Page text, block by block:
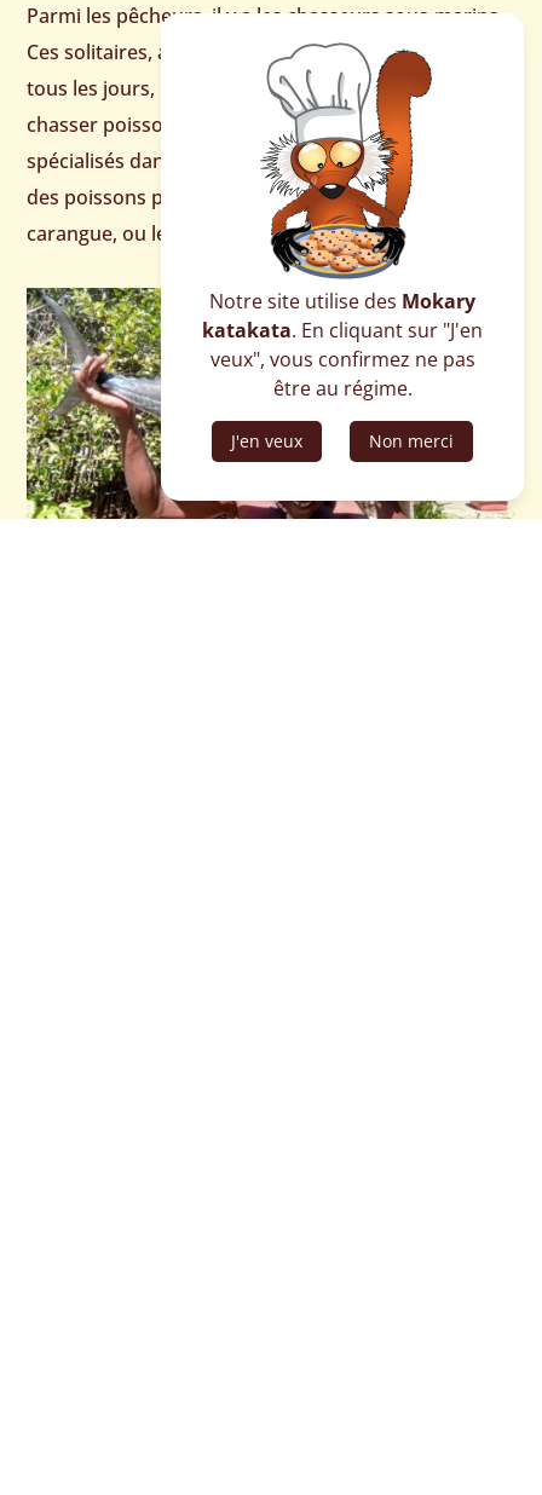
Parmi les pêcheurs, il y a les chasseurs sous-marins.
Ces solitaires, armés d’un fusil-harpon, plongent
tous les jours, pendant plusieurs heures, pour
chasser poissons et crustacés. Ils sont souvent
spécialisés dans la pêche de la langouste, mais aussi
des poissons pélagiques, tels que le thazard, la
carangue, ou le barracuda.
Notre site utilise des Mokary
katakata. En cliquant sur "J'en
veux", vous confirmez ne pas
être au régime.
J'en veux Non merci